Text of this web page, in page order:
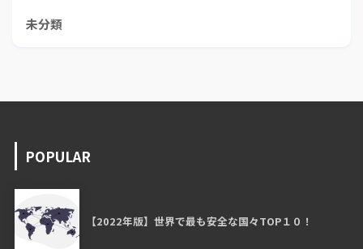
未分類
POPULAR
【2022年版】世界で最も安全な国々TOP１０！